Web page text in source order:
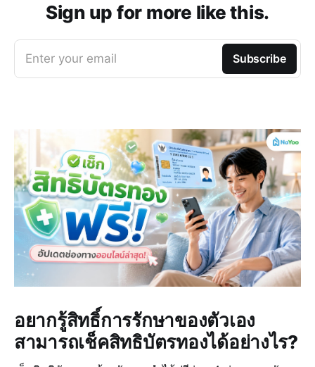
Sign up for more like this.
Enter your email Subscribe
อยากรู้สิทธิ์การรักษาของตัวเอง
สามารถเช็คสิทธิบัตรทองได้อย่างไร?